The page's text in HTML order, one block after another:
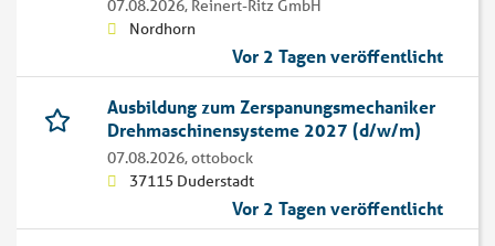
07.08.2026, Reinert-Ritz GmbH
Nordhorn
Vor 2 Tagen veröffentlicht
Ausbildung zum Zerspanungsmechaniker
Drehmaschinensysteme 2027 (d/w/m)
07.08.2026,ottobock
37115 Duderstadt
Vor 2 Tagen veröffentlicht